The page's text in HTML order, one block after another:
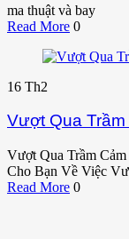
ma thuật và bay
Read More 0
16 Th2
Vượt Qua
Vượt Qua Trầm
Cho Bạn Về Việc
Read More 0